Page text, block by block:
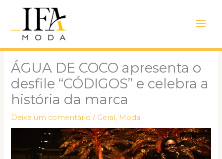
conteúdo
Menu
ÁGUA DE COCO apresenta o
desfile “CÓDIGOS” e celebra a
história da marca
Deixe um comentário / Geral, Moda